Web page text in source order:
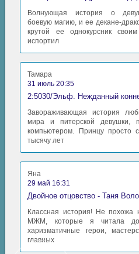
Волнующая история о
боевую магию, и ее декане-
крутой ее однокурсник
испортил
Тамара
31 июль 20:35
2:5030/Эльф. Нежданный
Завораживающая история
мира и питерской девушки,
компьютером. Принцу просто
тысячу лет
Яна
29 май 16:31
Двойное отцовство - Таня
Классная история! Не
МЖМ, которые я читала до
харизматичные герои,
главных